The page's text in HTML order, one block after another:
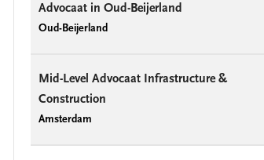
Advocaat in Oud-Beijerland
Oud-Beijerland
Mid-Level Advocaat Infrastructure &
Construction
Amsterdam